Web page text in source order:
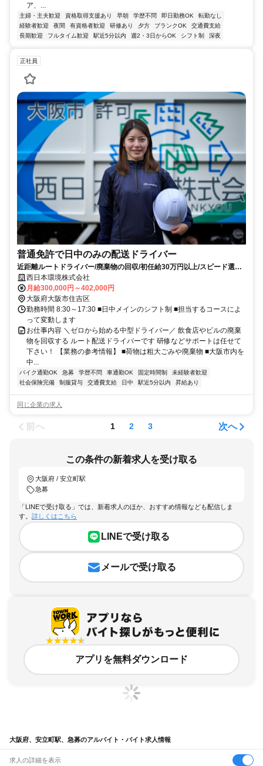
ア、...
主婦・主夫歓迎 資格取得支援あり 早朝 学歴不問 即日勤務OK
転勤なし
経験者歓迎
夜間 有資格者歓迎 研修あり 夕方 ブランクOK
交通費支給
長期歓迎
フルタイム歓迎 駅近5分以内 週2・3日からOK シフト制 深夜
正社員
普通免許で日中のみの配送ドライバー
近距離ルートドライバー/廃棄物の回収/初任給30万円以上/スピード選考
実施中/未経験歓迎/各種保険加入/家族手当・交通費あり
西日本環境株式会社
月給300,000円～402,000円
大阪府大阪市住吉区
勤務時間 8:30～17:30 ■日中メインのシフト制 ■担当するコースによ
って変動します
お仕事内容 ＼ゼロから始める中型ドライバー／ 飲食店やビルの廃棄
物を回収する ルート配送ドライバーです 研修などサポートは任せて
下さい！ 【業務の参考情報】 ■荷物は粗大ごみや廃棄物 ■大阪市内を
中...
バイク通勤OK 急募 学歴不問 車通勤OK 固定時間制
未経験者歓迎
社会保険完備
制服貸与 交通費支給 日中 駅近5分以内 昇給あり
同じ企業の求人
前へ 1 2 3 次へ
この条件の新着求人を受け取る
大阪府 / 安立町駅
急募
「LINEで受け取る」では、新着求人のほか、おすすめ情報なども配信しま
す。 詳しくはこちら
LINEで受け取る
メールで受け取る
アプリを無料ダウンロード
大阪府、安立町駅、急募のアルバイト・バイト求人情報
求人の詳細を表示